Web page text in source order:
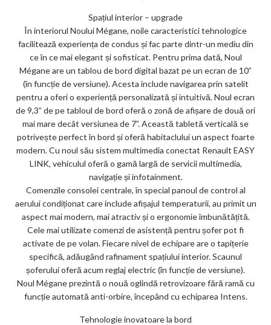
Spațiul interior – upgrade
În interiorul Noului Mégane, noile caracteristici tehnologice
facilitează experiența de condus și fac parte dintr-un mediu din
ce în ce mai elegant și sofisticat. Pentru prima dată, Noul
Mégane are un tablou de bord digital bazat pe un ecran de 10”
(în funcție de versiune). Acesta include navigarea prin satelit
pentru a oferi o experiență personalizată și intuitivă. Noul ecran
de 9,3” de pe tabloul de bord oferă o zonă de afișare de două ori
mai mare decât versiunea de 7”. Această tabletă verticală se
potrivește perfect în bord și oferă habitaclului un aspect foarte
modern. Cu noul său sistem multimedia conectat Renault EASY
LINK, vehiculul oferă o gamă largă de servicii multimedia,
navigație și infotainment.
Comenzile consolei centrale, în special panoul de control al
aerului condiționat care include afișajul temperaturii, au primit un
aspect mai modern, mai atractiv și o ergonomie îmbunătățită.
Cele mai utilizate comenzi de asistență pentru șofer pot fi
activate de pe volan. Fiecare nivel de echipare are o tapițerie
specifică, adăugând rafinament spațiului interior. Scaunul
șoferului oferă acum reglaj electric (în funcție de versiune).
Noul Mégane prezintă o nouă oglindă retrovizoare fără ramă cu
funcție automată anti-orbire, începând cu echiparea Intens.
Tehnologie inovatoare la bord